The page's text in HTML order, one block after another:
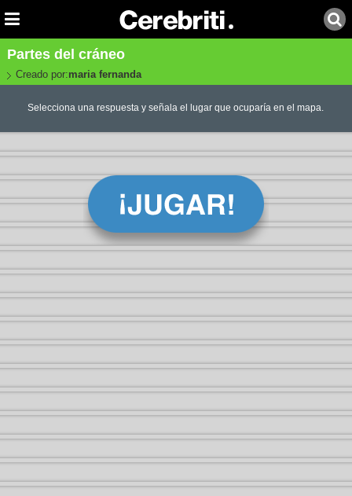
Partes del cráneo
Creado por:maria fernanda
Selecciona una respuesta y señala el lugar que ocuparía en el mapa.